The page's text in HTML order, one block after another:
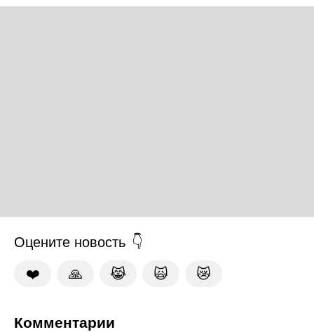
Оцените новость
❤️ 🙏 😹 🙀 😿
Комментарии